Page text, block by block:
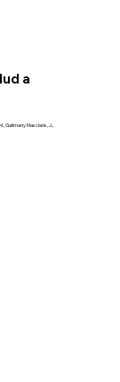
a
Galimany Masclans, J.,